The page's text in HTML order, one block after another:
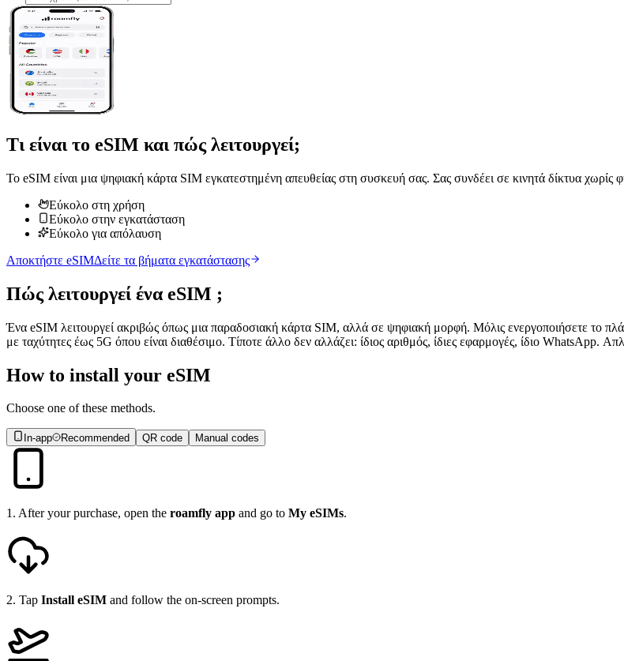
Τι είναι το eSIM και πώς λειτουργεί;
Το eSIM είναι μια ψηφιακή κάρτα SIM εγκατεστημένη απευθείας στη συσκευή σας. Σας συνδέει σε κινητά δίκτυα
Εύκολο στη χρήση
Εύκολο στην εγκατάσταση
Εύκολο για απόλαυση
Αποκτήστε eSIMΔείτε τα βήματα εγκατάστασης
Πώς λειτουργεί ένα eSIM ;
Ένα eSIM λειτουργεί ακριβώς όπως μια παραδοσιακή κάρτα SIM, αλλά σε ψηφιακή μορφή. Μόλις ενεργοποιήσετε το
με ταχύτητες έως 5G όπου είναι διαθέσιμο. Τίποτε άλλο δεν αλλάζει: ίδιος αριθμός, ίδιες εφαρμογές, ίδιο WhatsApp.
How to install your eSIM
Choose one of these methods.
In-app Recommended QR code Manual codes
1. After your purchase, open the roamfly app and go to My eSIMs.
2. Tap Install eSIM and follow the on-screen prompts.